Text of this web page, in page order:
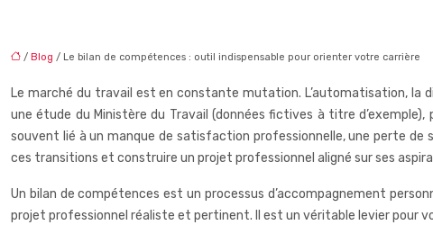
/ Blog / Le bilan de compétences : outil indispensable pour orienter votre carrière
Le marché du travail est en constante mutation. L’automatisation,
une étude du Ministère du Travail (données fictives à titre
souvent lié à un manque de satisfaction professionnelle, une perte de
ces transitions et construire un projet professionnel aligné sur ses
Un bilan de compétences est un processus d’accompagnement
projet professionnel réaliste et pertinent. Il est un véritable levier pour